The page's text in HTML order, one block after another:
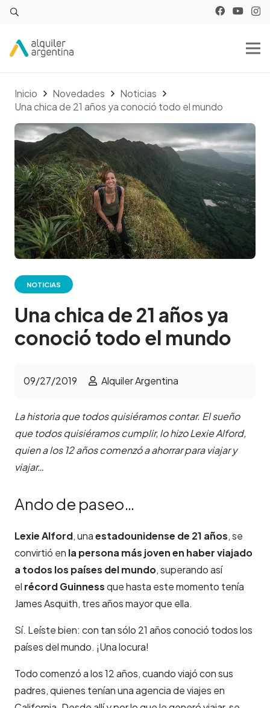
Inicio Novedades
Noticias
Una chica de 21 años ya conoció todo el mundo
NOTICIAS
Una chica de 21 años ya
conoció todo el mundo
09/27/2019 Alquiler Argentina
La historia que todos quisiéramos contar. El sueño
que todos quisiéramos cumplir, lo hizo Lexie Alford,
quien a los 12 años comenzó a ahorrar para viajar y
viajar…
Ando de paseo…
Lexie Alford, unaestadounidense de 21 años, se
convirtió en la persona más joven en haber viajado
a todos los países del mundo, superando así
el récord Guinnessque hasta este momento tenía
James Asquith, tres años mayor que ella.
Sí. Leíste bien: con tan sólo 21 años conoció todos los
países del mundo. ¡Una locura!
Todo comenzó a los 12 años, cuando viajó con sus
padres, quienes tenían una agencia de viajes en